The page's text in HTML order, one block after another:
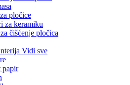
pločice
za keramiku
čišćenje pločica
Vidi sve
papir